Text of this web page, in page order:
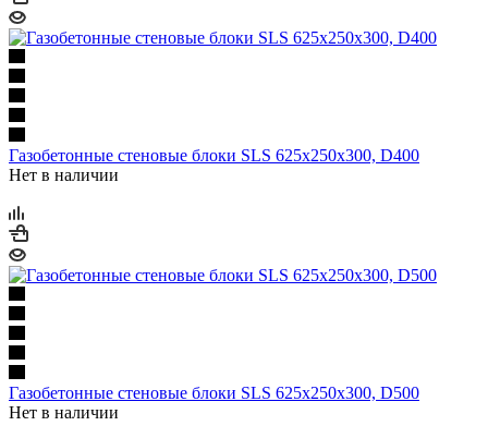
Газобетонные стеновые блоки SLS 625х250х300, D400
Нет в наличии
Газобетонные стеновые блоки SLS 625х250х300, D500
Нет в наличии